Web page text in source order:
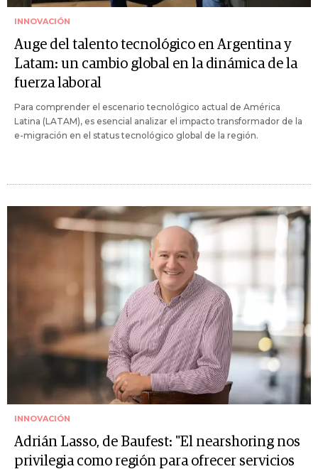
INNOVACIÓN
Auge del talento tecnológico en Argentina y
Latam: un cambio global en la dinámica de la
fuerza laboral
Para comprender el escenario tecnológico actual de América
Latina (LATAM), es esencial analizar el impacto transformador de la
e-migración en el status tecnológico global de la región.
INNOVACIÓN
Adrián Lasso, de Baufest: "El nearshoring nos
privilegia como región para ofrecer servicios